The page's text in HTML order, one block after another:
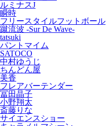
ルミナスJ
瞬時
フリースタイルフットボール
蹴流波 -Sur De Wave-
tatsuki
パントマイム
SATOCO
中村ゆうじ
ちんどん屋
美香
フレアバーテンダー
冨田晶子
小野翔太
斎藤りな
サイエンスショー